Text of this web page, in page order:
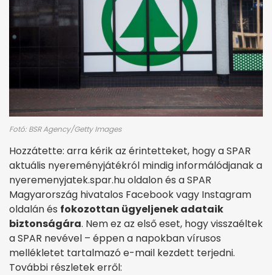
Fotó: BSR Agency/Getty Images
Hozzátette: arra kérik az érintetteket, hogy a SPAR
aktuális nyereményjátékról mindig informálódjanak a
nyeremenyjatek.spar.hu oldalon és a SPAR
Magyarország hivatalos Facebook vagy Instagram
oldalán és fokozottan ügyeljenek adataik
biztonságára. Nem ez az első eset, hogy visszaéltek
a SPAR nevével – éppen a napokban vírusos
mellékletet tartalmazó e-mail kezdett terjedni.
További részletek erről: